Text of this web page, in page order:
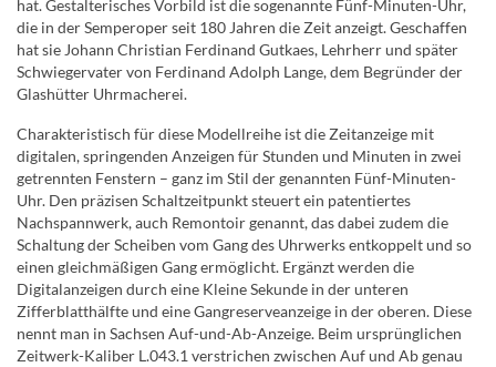
hat. Gestalterisches Vorbild ist die sogenannte Fünf-Minuten-Uhr,
die in der Semperoper seit 180 Jahren die Zeit anzeigt. Geschaffen
hat sie Johann Christian Ferdinand Gutkaes, Lehrherr und später
Schwiegervater von Ferdinand Adolph Lange, dem Begründer der
Glashütter Uhrmacherei.
Charakteristisch für diese Modellreihe ist die Zeitanzeige mit
digitalen, springenden Anzeigen für Stunden und Minuten in zwei
getrennten Fenstern – ganz im Stil der genannten Fünf-Minuten-
Uhr. Den präzisen Schaltzeitpunkt steuert ein patentiertes
Nachspannwerk, auch Remontoir genannt, das dabei zudem die
Schaltung der Scheiben vom Gang des Uhrwerks entkoppelt und so
einen gleichmäßigen Gang ermöglicht. Ergänzt werden die
Digitalanzeigen durch eine Kleine Sekunde in der unteren
Zifferblatthälfte und eine Gangreserveanzeige in der oberen. Diese
nennt man in Sachsen Auf-und-Ab-Anzeige. Beim ursprünglichen
Zeitwerk-Kaliber L.043.1 verstrichen zwischen Auf und Ab genau